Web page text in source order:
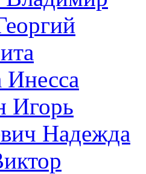
Инесса
Игорь
Надежда